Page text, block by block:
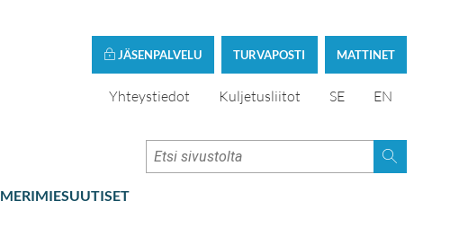
MATTINET
TURVAPOSTI
JÄSENPALVELU
Yhteystiedot Kuljetusliitot SE EN
MERIMIESUUTISET